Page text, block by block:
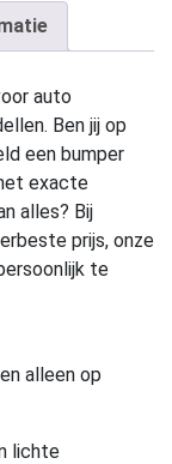
auto
Ben jij op
een bumper
exacte
alles? Bij
prijs, onze
te
alleen op
lichte